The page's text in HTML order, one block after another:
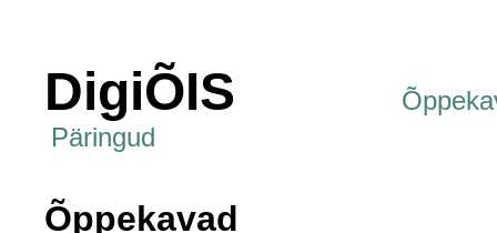
DigiÕIS
Päringud
Õppekavad